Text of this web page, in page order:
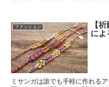
ファッション
【
によ
ミサンガは誰でも手軽に作れる